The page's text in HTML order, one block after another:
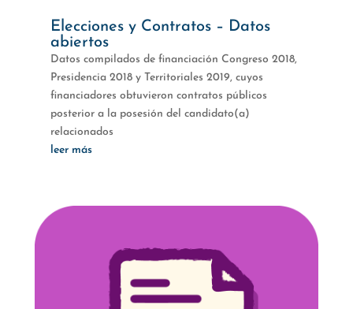
Elecciones y Contratos – Datos
abiertos
Datos compilados de financiación Congreso 2018,
Presidencia 2018 y Territoriales 2019, cuyos
financiadores obtuvieron contratos públicos
posterior a la posesión del candidato(a)
relacionados
leer más